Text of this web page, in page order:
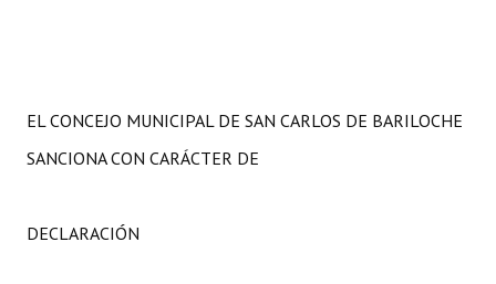
EL CONCEJO MUNICIPAL DE SAN CARLOS DE BARILOCHE
SANCIONA CON CARÁCTER DE
DECLARACIÓN